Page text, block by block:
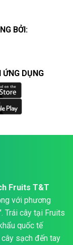
BỞI:
ỨNG DỤNG
Fruits T&T
với phương
Trái cây tại Fruits
quốc tế
cây sạch đến tay